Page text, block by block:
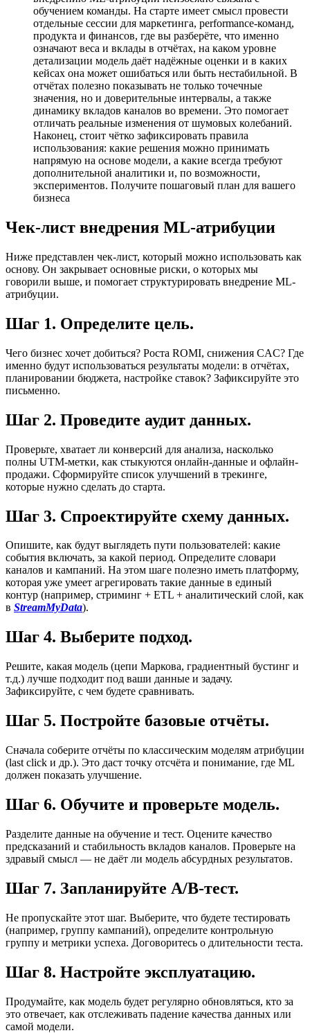
обучением команды. На старте имеет смысл провести
отдельные сессии для маркетинга, performance‑команд,
продукта и финансов, где вы разберёте, что именно
означают веса и вклады в отчётах, на каком уровне
детализации модель даёт надёжные оценки и в каких
кейсах она может ошибаться или быть нестабильной. В
отчётах полезно показывать не только точечные
значения, но и доверительные интервалы, а также
динамику вкладов каналов во времени. Это помогает
отличать реальные изменения от шумовых колебаний.
Наконец, стоит чётко зафиксировать правила
использования: какие решения можно принимать
напрямую на основе модели, а какие всегда требуют
дополнительной аналитики и, по возможности,
экспериментов. Получите пошаговый план для вашего
бизнеса
Чек-лист внедрения ML-атрибуции
Ниже представлен чек-лист, который можно использовать как
основу. Он закрывает основные риски, о которых мы
говорили выше, и помогает структурировать внедрение ML-
атрибуции.
Шаг 1. Определите цель.
Чего бизнес хочет добиться? Роста ROMI, снижения CAC? Где
именно будут использоваться результаты модели: в отчётах,
планировании бюджета, настройке ставок? Зафиксируйте это
письменно.
Шаг 2. Проведите аудит данных.
Проверьте, хватает ли конверсий для анализа, насколько
полны UTM-метки, как стыкуются онлайн-данные и офлайн-
продажи. Сформируйте список улучшений в трекинге,
которые нужно сделать до старта.
Шаг 3. Спроектируйте схему данных.
Опишите, как будут выглядеть пути пользователей: какие
события включать, за какой период. Определите словари
каналов и кампаний. На этом шаге полезно иметь платформу,
которая уже умеет агрегировать такие данные в единый
контур (например, стриминг + ETL + аналитический слой, как
в StreamMyData).
Шаг 4. Выберите подход.
Решите, какая модель (цепи Маркова, градиентный бустинг и
т.д.) лучше подходит под ваши данные и задачу.
Зафиксируйте, с чем будете сравнивать.
Шаг 5. Постройте базовые отчёты.
Сначала соберите отчёты по классическим моделям атрибуции
(last click и др.). Это даст точку отсчёта и понимание, где ML
должен показать улучшение.
Шаг 6. Обучите и проверьте модель.
Разделите данные на обучение и тест. Оцените качество
предсказаний и стабильность вкладов каналов. Проверьте на
здравый смысл — не даёт ли модель абсурдных результатов.
Шаг 7. Запланируйте A/B-тест.
Не пропускайте этот шаг. Выберите, что будете тестировать
(например, группу кампаний), определите контрольную
группу и метрики успеха. Договоритесь о длительности теста.
Шаг 8. Настройте эксплуатацию.
Продумайте, как модель будет регулярно обновляться, кто за
это отвечает, как отслеживать падение качества данных или
самой модели.